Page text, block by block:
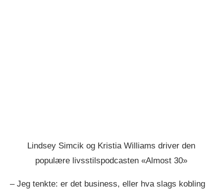
Lindsey Simcik og Kristia Williams driver den
populære livsstilspodcasten «Almost 30»
– Jeg tenkte: er det business, eller hva slags kobling